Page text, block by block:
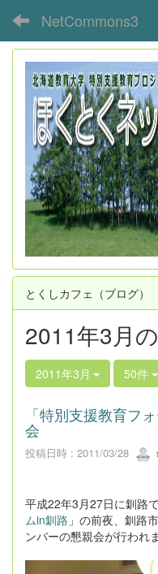
NetCommons3
とくしカフェ（ブログ）
2011年3月
2011年3月 50件
「特別支援教育フ
会
投稿日時 : 2011/03/28
平成22年3月27日に釧路
ムin釧路 」の前夜、釧路
ンバーの懇親会が行われ